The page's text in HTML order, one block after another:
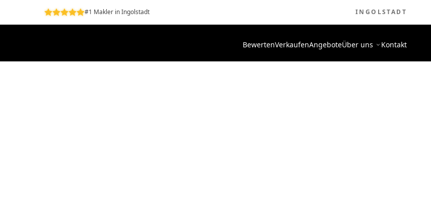
#1 Makler in Ingolstadt INGOLSTADT
BewertenVerkaufenAngeboteÜber uns Kontakt